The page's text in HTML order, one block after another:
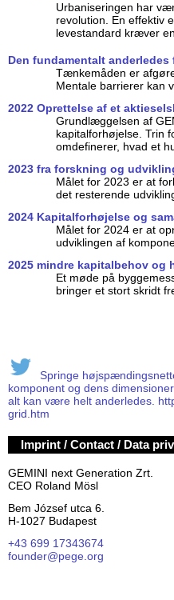
Urbaniseringen har
revolution. En effektiv
levestandard kræver
Den fundamentalt
Tænkemåden er
Mentale barrierer kan
2022 Oprettelse af et
Grundlæggelsen af
kapitalforhøjelse. Trin
omdefinerer, hvad et
2023 fra forskning og
Målet for 2023 er at
det resterende
2024 Kapitalforhøjelse og
Målet for 2024 er at
udviklingen af
2025 mindre kapitalbehov og
Et møde på
bringer et stort skridt
Springe højspændingsnettet
komponent og dens
alt kan være helt anderledes.
grid.htm
Imprint / Contact / Data
GEMINI next Generation Zrt.
CEO Roland Mösl
Bem József utca 6.
H-1027 Budapest
+43 699 17343674
founder@pege.org